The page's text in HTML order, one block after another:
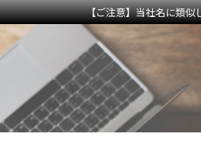
【ご注意】当社名に類似